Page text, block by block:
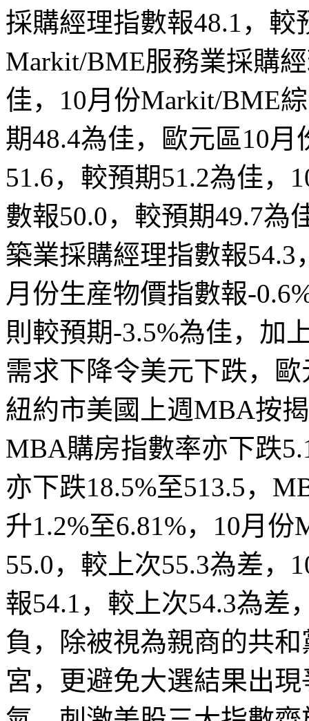
採購經理指數報48.1 ，較
Markit/BME服務業採購
佳， 10月份Markit/BME
期48.4為佳，歐元區10月
51.6，較預期51.2為佳，
數報50.0，較預期49.7為
築業採購經理指數報54.3
月份生産物價指數報-
則較預期-3.5%為佳，加
需求下降令美元下跌，
紐約市美國上週MBA按
MBA購房指數率亦下跌
亦下跌18.5%至513.5，
升1.2%至6.81%， 10月份
55.0，較上次55.3為差，
報54.1 ，較上次54.3為差
負，除被視為親商的共
宮，更避免大選結果出